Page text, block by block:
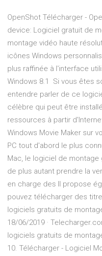
OpenShot Télécharger -
device: Logiciel gratuit de
montage vidéo haute
icônes Windows
plus raffinée à l'interface
Windows 8.1 Si vous êtes
entendre parler de ce
célèbre qui peut être
ressources à partir
Windows Movie Maker sur
PC tout d'abord le plus
Mac, le logiciel de montage
de plus autant prendre la
en charge des Il propose
pouvez télécharger des
logiciels gratuits de
18/06/2019 ·
logiciels gratuits de
10. Télécharger - Logiciel